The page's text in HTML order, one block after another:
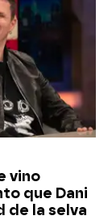
vino
que Dani
de la selva